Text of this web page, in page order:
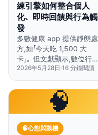
練引擎如何整合個人
化、即時回饋與行為觸
發
多數健康 app 提供靜態處
方,如「今天吃 1,500 大
卡」。但文獻顯示,數位行為
介入的有效性與個人化·回
饋即時性·行為觸發的整合
程度成正比(Tate 2003
JAMA; Patel 2015 Ann
Intern Med)。HAVIT 的 8
行為模型(B = M × A × P)
2026年5月28日 ·16 分鐘閱讀
🧠
🧠心態與動機